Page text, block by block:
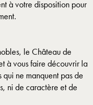
à votre disposition pour
le Château de
à vous faire découvrir la
ne manquent pas de
ni de caractère et de